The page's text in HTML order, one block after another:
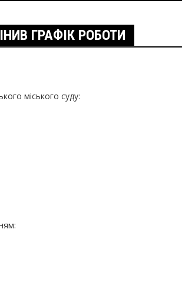
ГРАФІК РОБОТИ
міського суду: